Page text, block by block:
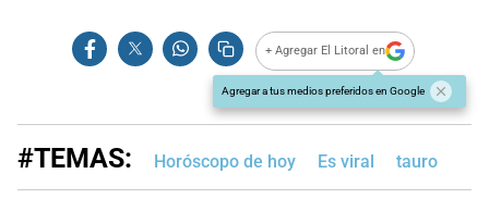
+ Agregar El Litoral en
Agregar a tus medios preferidos en Google
#TEMAS: Horóscopo de hoy Es viral tauro